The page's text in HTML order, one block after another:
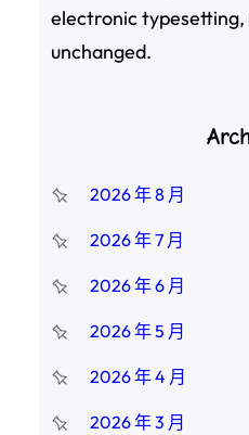
electronic
unchanged.
2026 年 8 月
2026 年 7 月
2026 年 6 月
2026 年 5 月
2026 年 4 月
2026 年 3 月